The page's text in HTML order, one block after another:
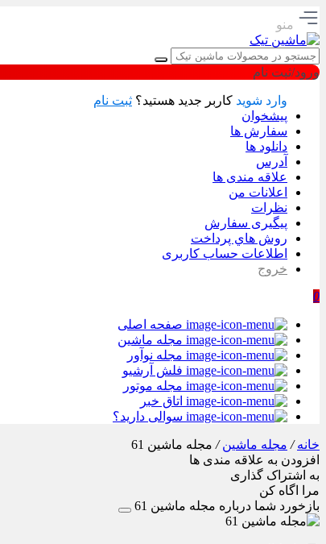
منو
ورود/ثبت نام
وارد شوید کاربر جدید هستید؟ ثبت نام
پیشخوان
سفارش ها
دانلود ها
آدرس
علاقه مندی ها
اعلانات من
نظرات
پیگیری سفارش
روش هاي پرداخت
اطلاعات حساب كاربری
خروج
0
صفحه اصلی
مجله ماشین
مجله نوآور
فلش آرشیو
مجله موتور
اتاق خبر
سوالی دارید؟
خانه/ مجله ماشین/ مجله ماشین 61
افزودن به علاقه مندی ها
به اشتراک گذاری
مرا اگاه کن
بازخورد شما درباره مجله ماشین 61